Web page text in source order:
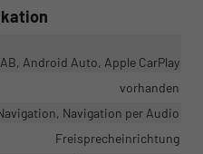
Android Auto, Apple CarPlay
vorhanden
Navigation per Audio
Freisprecheinrichtung